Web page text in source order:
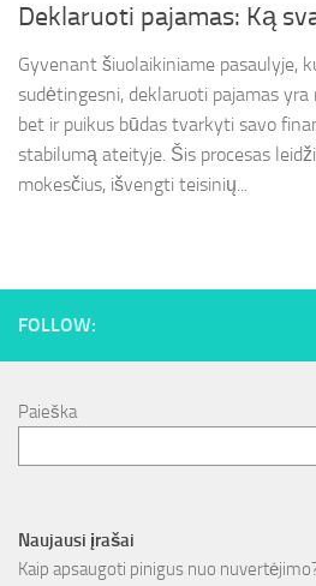
Deklaruoti pajamas: Ką
Gyvenant šiuolaikiniame pasaulyje,
sudėtingesni, deklaruoti pajamas
bet ir puikus būdas tvarkyti savo
stabilumą ateityje. Šis procesas
mokesčius, išvengti teisinių...
FOLLOW:
Paieška
Naujausi įrašai
Kaip apsaugoti pinigus nuo